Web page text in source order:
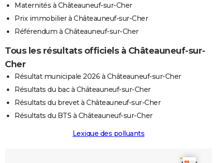
Maternités à Châteauneuf-sur-Cher
Prix immobilier à Châteauneuf-sur-Cher
Référendum à Châteauneuf-sur-Cher
Tous les résultats officiels à Châteauneuf-sur-
Cher
Résultat municipale 2026 à Châteauneuf-sur-Cher
Résultats du bac à Châteauneuf-sur-Cher
Résultats du brevet à Châteauneuf-sur-Cher
Résultats du BTS à Châteauneuf-sur-Cher
Lexique des polluants